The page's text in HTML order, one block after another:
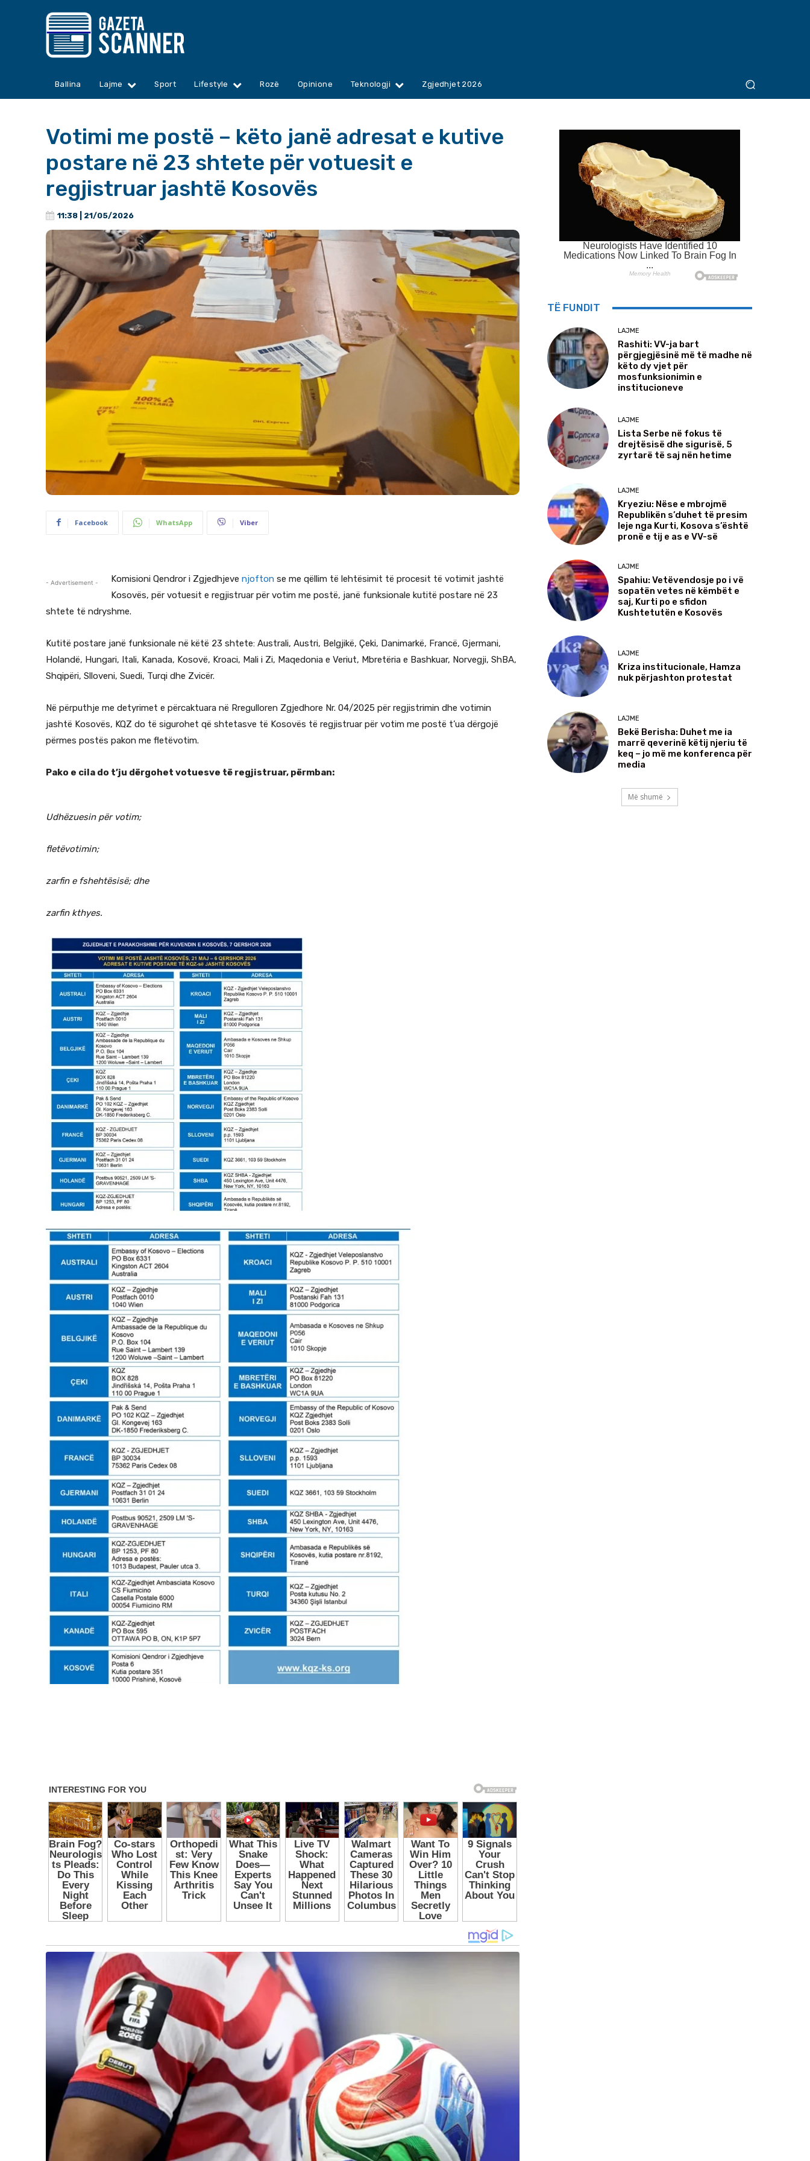
Ballina Lajme Sport Lifestyle Rozë Opinione Teknologji Zgjedhjet 2026
Votimi me postë – këto janë adresat e kutive
postare në 23 shtete për votuesit e
regjistruar jashtë Kosovës
11:38 | 21/05/2026
Facebook WhatsApp Viber
- Advertisement - Komisioni Qendror i Zgjedhjeve njofton se me qëllim të lehtësimit të procesit të votimit jashtë
Kosovës, për votuesit e regjistruar për votim me postë, janë funksionale kutitë postare në 23
shtete të ndryshme.
Kutitë postare janë funksionale në këtë 23 shtete: Australi, Austri, Belgjikë, Çeki, Danimarkë, Francë, Gjermani,
Holandë, Hungari, Itali, Kanada, Kosovë, Kroaci, Mali i Zi, Maqedonia e Veriut, Mbretëria e Bashkuar, Norvegji, ShBA,
Shqipëri, Slloveni, Suedi, Turqi dhe Zvicër.
Në përputhje me detyrimet e përcaktuara në Rregulloren Zgjedhore Nr. 04/2025 për regjistrimin dhe votimin
jashtë Kosovës, KQZ do të sigurohet që shtetasve të Kosovës të regjistruar për votim me postë t’ua dërgojë
përmes postës pakon me fletëvotim.
Pako e cila do t’ju dërgohet votuesve të regjistruar, përmban:
Udhëzuesin për votim;
fletëvotimin;
zarfin e fshehtësisë; dhe
zarfin kthyes.
TË FUNDIT
LAJME
Rashiti: VV-ja bart
përgjegjësinë më të madhe në
këto dy vjet për
mosfunksionimin e
institucioneve
LAJME
Lista Serbe në fokus të
drejtësisë dhe sigurisë, 5
zyrtarë të saj nën hetime
LAJME
Kryeziu: Nëse e mbrojmë
Republikën s’duhet të presim
leje nga Kurti, Kosova s’është
pronë e tij e as e VV-së
LAJME
Spahiu: Vetëvendosje po i vë
sopatën vetes në këmbët e
saj, Kurti po e sfidon
Kushtetutën e Kosovës
LAJME
Kriza institucionale, Hamza
nuk përjashton protestat
LAJME
Bekë Berisha: Duhet me ia
marrë qeverinë këtij njeriu të
keq – jo më me konferenca për
media
Më shumë